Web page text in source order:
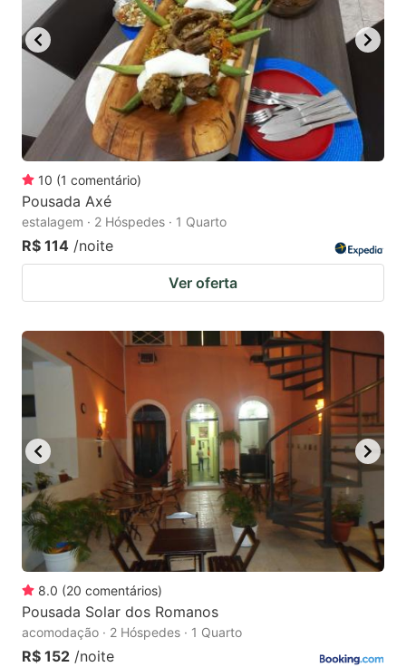
get
the
keyboard
shortcuts
for
changing
dates.
key
to
get
the
keyboard
shortcuts
10 (1 comentário)
Pousada Axé
estalagem · 2 Hóspedes · 1 Quarto
R$ 114 /noite
Ver oferta
8.0 (20 comentários)
Pousada Solar dos Romanos
acomodação · 2 Hóspedes · 1 Quarto
R$ 152 /noite